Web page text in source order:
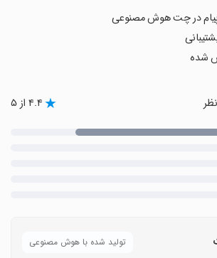
در چت هوش مصنوعی
شده
۴.۴ از ۵
تولید شده با هوش مصنوعی